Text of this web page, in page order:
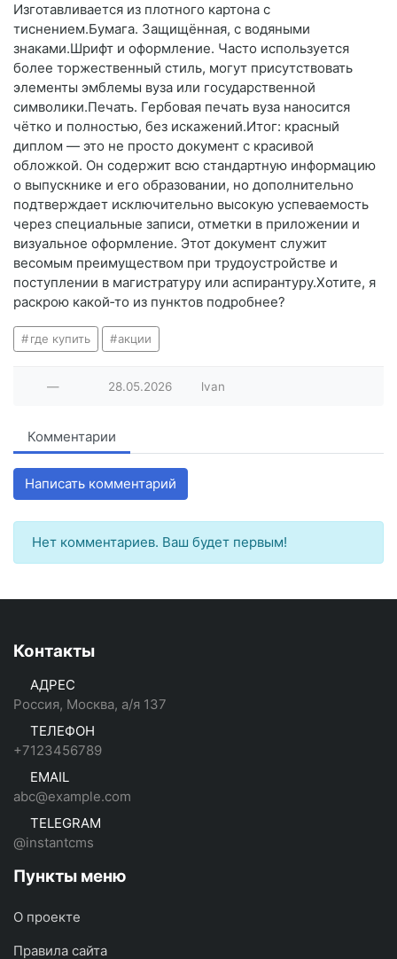
Изготавливается из плотного картона с
тиснением.Бумага. Защищённая, с водяными
знаками.Шрифт и оформление. Часто используется
более торжественный стиль, могут присутствовать
элементы эмблемы вуза или государственной
символики.Печать. Гербовая печать вуза наносится
чётко и полностью, без искажений.Итог: красный
диплом — это не просто документ с красивой
обложкой. Он содержит всю стандартную информацию
о выпускнике и его образовании, но дополнительно
подтверждает исключительно высокую успеваемость
через специальные записи, отметки в приложении и
визуальное оформление. Этот документ служит
весомым преимуществом при трудоустройстве и
поступлении в магистратуру или аспирантуру.Хотите, я
раскрою какой‑то из пунктов подробнее?
где купить акции
— 28.05.2026 lvan
Комментарии
Написать комментарий
Нет комментариев. Ваш будет первым!
Контакты
АДРЕС
Россия, Москва, а/я 137
ТЕЛЕФОН
+7123456789
EMAIL
abc@example.com
TELEGRAM
@instantcms
Пункты меню
О проекте
Правила сайта